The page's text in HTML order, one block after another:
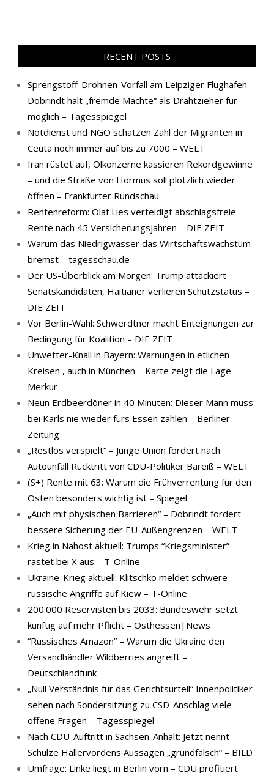
RECENT POSTS
Sprengstoff-Drohnen-Vorfall am Leipziger Flughafen
Dobrindt hält „fremde Mächte“ als Drahtzieher für
möglich – Tagesspiegel
Notdienst und NGO schätzen Zahl der Migranten in
Ceuta noch immer auf bis zu 7000 – WELT
Iran rüstet auf, Ölkonzerne kassieren Rekordgewinne
– und die Straße von Hormus soll plötzlich wieder
öffnen – Frankfurter Rundschau
Rentenreform: Olaf Lies verteidigt abschlagsfreie
Rente nach 45 Versicherungsjahren – DIE ZEIT
Warum das Niedrigwasser das Wirtschaftswachstum
bremst – tagesschau.de
Der US-Überblick am Morgen: Trump attackiert
Senatskandidaten, Haitianer verlieren Schutzstatus –
DIE ZEIT
Vor Berlin-Wahl: Schwerdtner macht Enteignungen zur
Bedingung für Koalition – DIE ZEIT
Unwetter-Knall in Bayern: Warnungen in etlichen
Kreisen , auch in München – Karte zeigt die Lage –
Merkur
Neun Erdbeerdöner in 40 Minuten: Dieser Mann muss
bei Karls nie wieder fürs Essen zahlen – Berliner
Zeitung
„Restlos verspielt“ – Junge Union fordert nach
Autounfall Rücktritt von CDU-Politiker Bareiß – WELT
(S+) Rente mit 63: Warum die Frühverrentung für den
Osten besonders wichtig ist – Spiegel
„Auch mit physischen Barrieren“ – Dobrindt fordert
bessere Sicherung der EU-Außengrenzen – WELT
Krieg in Nahost aktuell: Trumps “Kriegsminister”
rastet bei X aus – T-Online
Ukraine-Krieg aktuell: Klitschko meldet schwere
russische Angriffe auf Kiew – T-Online
200.000 Reservisten bis 2033: Bundeswehr setzt
künftig auf mehr Pflicht – Osthessen|News
“Russisches Amazon” – Warum die Ukraine den
Versandhändler Wildberries angreift –
Deutschlandfunk
„Null Verständnis für das Gerichtsurteil“ Innenpolitiker
sehen nach Sondersitzung zu CSD-Anschlag viele
offene Fragen – Tagesspiegel
Nach CDU-Auftritt in Sachsen-Anhalt: Jetzt nennt
Schulze Hallervordens Aussagen „grundfalsch“ – BILD
Umfrage: Linke liegt in Berlin vorn – CDU profitiert